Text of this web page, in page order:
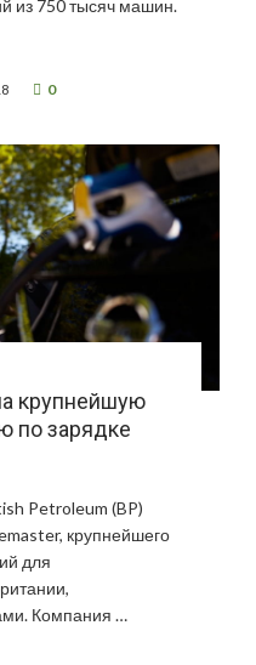
из 750 тысяч машин.
0
крупнейшую
по зарядке
Petroleum (BP)
крупнейшего
для
Компания …